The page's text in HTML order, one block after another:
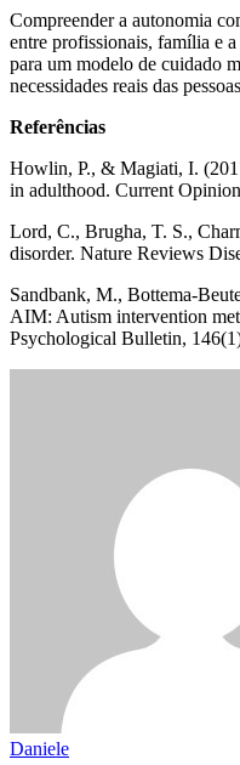
Compreender a autonomia
entre profissionais, família e
para um modelo de cuidado
necessidades reais das
Referências
Howlin, P., & Magiati, I.
in adulthood. Current
Lord, C., Brugha, T. S.,
disorder. Nature Reviews
Sandbank, M., Bottema-
AIM: Autism intervention
Psychological Bulletin,
Daniele